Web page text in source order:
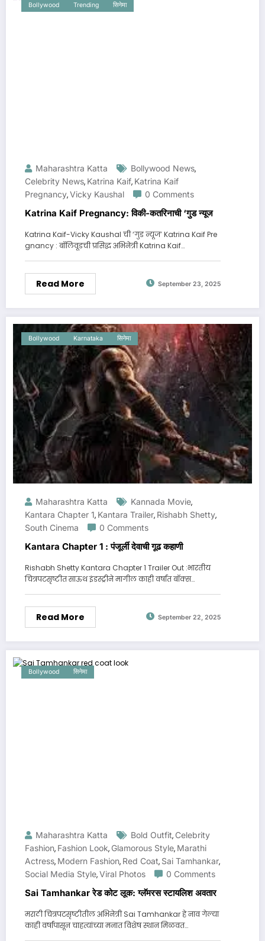
Bollywood Trending सिनेमा
Maharashtra Katta Bollywood News,
Celebrity News, Katrina Kaif, Katrina Kaif
Pregnancy,Vicky Kaushal 0 Comments
Katrina Kaif Pregnancy: विकी-कतरिनाची ‘गुड न्यूज
Katrina Kaif-Vicky Kaushal ची ‘गुड न्यूज’ Katrina Kaif Pre
gnancy : बॉलिवूडची प्रसिद्ध अभिनेत्री Katrina Kaif…
Read More September 23, 2025
Bollywood Karnataka सिनेमा
Maharashtra Katta Kannada Movie,
Kantara Chapter 1, Kantara Trailer, Rishabh Shetty,
South Cinema
0 Comments
Kantara Chapter 1 : पंजूर्ली देवाची गूढ कहाणी
Rishabh Shetty Kantara Chapter 1 Trailer Out :भारतीय
चित्रपटसृष्टीत साऊथ इंडस्ट्रीने मागील काही वर्षांत बॉक्स…
Read More September 22, 2025
Bollywood सिनेमा
Maharashtra Katta Bold Outfit, Celebrity
Fashion, Fashion Look, Glamorous Style, Marathi
Actress, Modern Fashion, Red Coat, Sai Tamhankar,
Social Media Style,Viral Photos 0 Comments
Sai Tamhankar रेड कोट लूक: ग्लॅमरस स्टायलिश अवतार
मराठी चित्रपटसृष्टीतील अभिनेत्री Sai Tamhankar हे नाव गेल्या
काही वर्षांपासून चाहत्यांच्या मनात विशेष स्थान मिळवत…